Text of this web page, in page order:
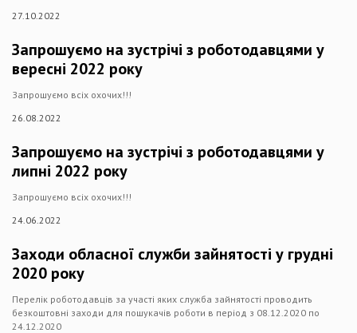
27.10.2022
Запрошуємо на зустрічі з роботодавцями у
вересні 2022 року
Запрошуємо всіх охочих!!!
26.08.2022
Запрошуємо на зустрічі з роботодавцями у
липні 2022 року
Запрошуємо всіх охочих!!!
24.06.2022
Заходи обласної служби зайнятості у грудні
2020 року
Перелік роботодавців за участі яких служба зайнятості проводить
безкоштовні заходи для пошукачів роботи в період з 08.12.2020 по
24.12.2020